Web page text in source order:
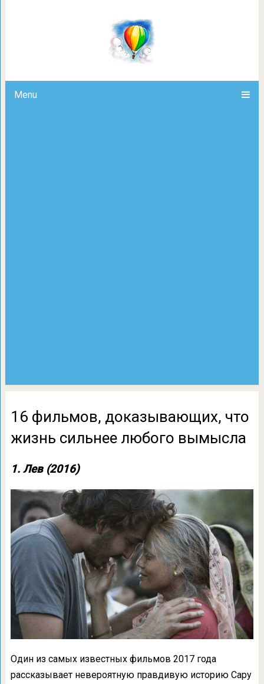
Menu
16 фильмов, доказывающих, что
16 фильмов, доказывающих, что
жизнь сильнее любого вымысла
1. Лев (2016)
Один из самых известных фильмов 2017 года
рассказывает невероятную правдивую историю Сару